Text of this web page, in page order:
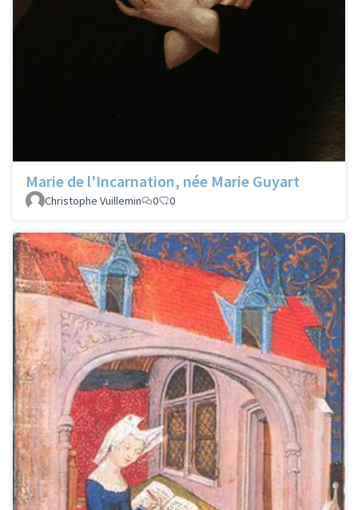
Marie de l'Incarnation, née Marie Guyart
Christophe Vuillemin 0 0